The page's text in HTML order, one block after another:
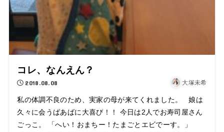
コレ、なんえん？
2018.08.08 大塚未希
私の体調不良のため、実家の母が来てくれました。 娘は
久々に会うばあばに大喜び！！ 今日は2人でお寿司屋さん
ごっこ。 「へい！おまちー！たまごとエビでーす。」